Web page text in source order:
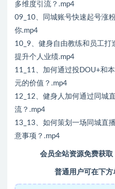
多维度引流？.mp4
09_10、同城账号快速起号涨
你.mp4
10_9、健身自由教练和员工打
提升个人业绩.mp4
11_11、加何通过投DOU+和
元的价值？.mp4
12_12、健身人加何通过同城
流？.mp4
13_13、如何策划一场同城直
意事项？.mp4
会员全站资源免费获
普通用户可在下方